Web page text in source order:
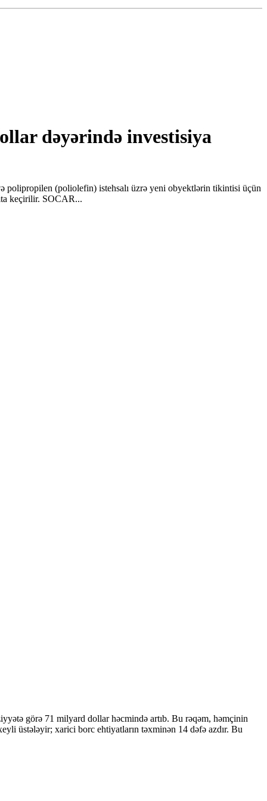
dəyərində investisiya
(poliolefin) istehsalı üzrə yeni obyektlərin tikintisi üçün
keçirilir. SOCAR...
görə 71 milyard dollar həcmində artıb. Bu rəqəm, həmçinin
üstələyir; xarici borc ehtiyatların təxminən 14 dəfə azdır. Bu